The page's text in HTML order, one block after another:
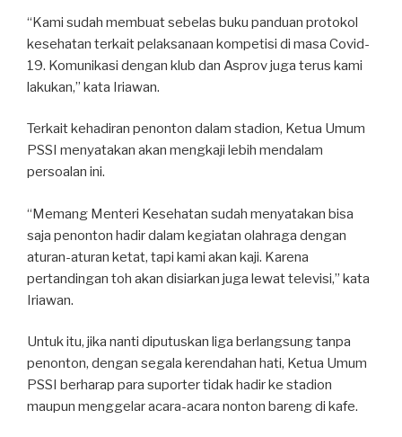
“Kami sudah membuat sebelas buku panduan protokol
kesehatan terkait pelaksanaan kompetisi di masa Covid-
19. Komunikasi dengan klub dan Asprov juga terus kami
lakukan,” kata Iriawan.
Terkait kehadiran penonton dalam stadion, Ketua Umum
PSSI menyatakan akan mengkaji lebih mendalam
persoalan ini.
“Memang Menteri Kesehatan sudah menyatakan bisa
saja penonton hadir dalam kegiatan olahraga dengan
aturan-aturan ketat, tapi kami akan kaji. Karena
pertandingan toh akan disiarkan juga lewat televisi,” kata
Iriawan.
Untuk itu, jika nanti diputuskan liga berlangsung tanpa
penonton, dengan segala kerendahan hati, Ketua Umum
PSSI berharap para suporter tidak hadir ke stadion
maupun menggelar acara-acara nonton bareng di kafe.